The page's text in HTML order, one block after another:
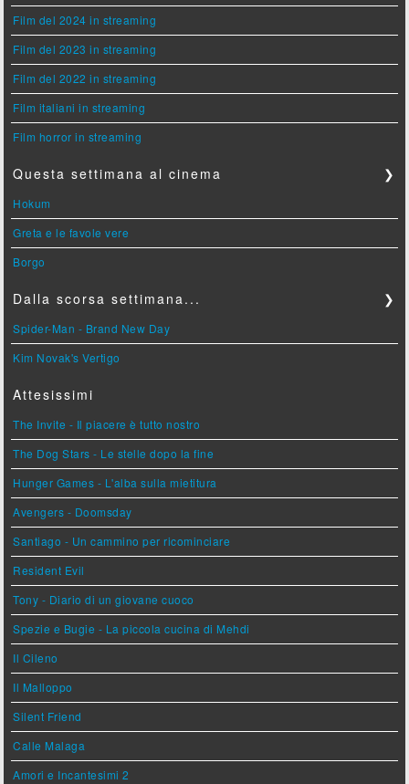
Film del 2024 in streaming
Film del 2023 in streaming
Film del 2022 in streaming
Film italiani in streaming
Film horror in streaming
Questa settimana al cinema ❯
Hokum
Greta e le favole vere
Borgo
Dalla scorsa settimana... ❯
Spider-Man - Brand New Day
Kim Novak's Vertigo
Attesissimi
The Invite - Il piacere è tutto nostro
The Dog Stars - Le stelle dopo la fine
Hunger Games - L'alba sulla mietitura
Avengers - Doomsday
Santiago - Un cammino per ricominciare
Resident Evil
Tony - Diario di un giovane cuoco
Spezie e Bugie - La piccola cucina di Mehdi
Il Cileno
Il Malloppo
Silent Friend
Calle Malaga
Amori e Incantesimi 2